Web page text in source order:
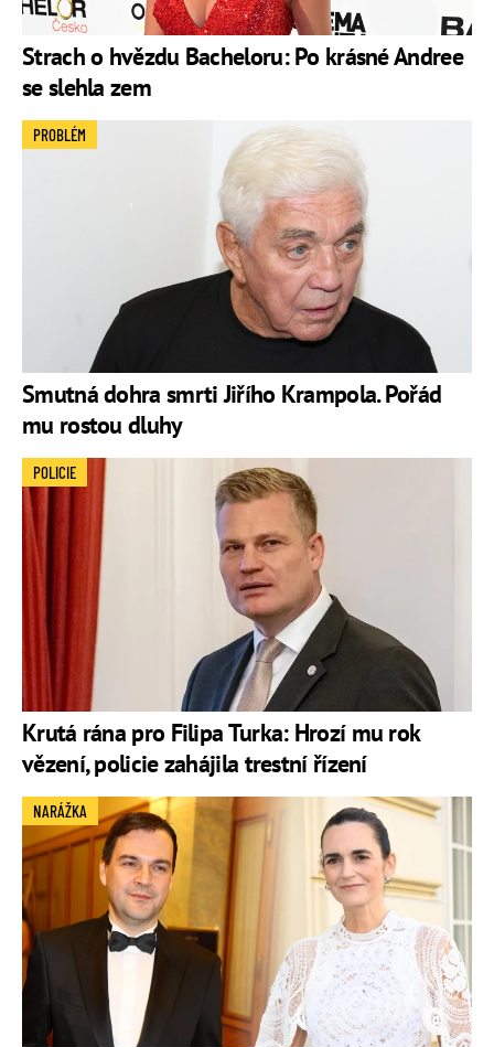
Strach o hvězdu Bacheloru: Po krásné Andree
se slehla zem
Smutná dohra smrti Jiřího Krampola. Pořád
mu rostou dluhy
PROBLÉM
Krutá rána pro Filipa Turka: Hrozí mu rok
vězení, policie zahájila trestní řízení
POLICIE
NARÁŽKA